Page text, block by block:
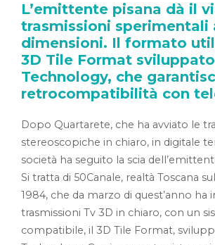
L’emittente pisana dà il
trasmissioni sperimentali
dimensioni. Il formato
3D Tile Format
Technology, che
retrocompatibilità con
Dopo Quartarete, che ha avviato le
stereoscopiche in chiaro, in digitale
società ha seguito la scia
Si tratta di 50Canale, realtà Toscana
1984, che da marzo di quest’anno ha
trasmissioni Tv 3D in chiaro, con un
compatibile, il 3D Tile Format,